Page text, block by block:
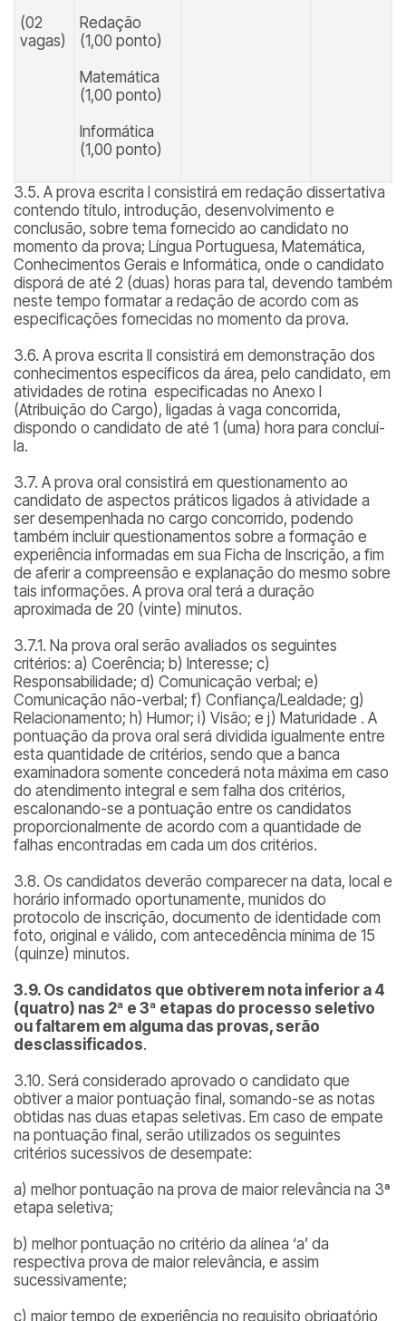
(02
vagas)
Redação
(1,00 ponto)
Matemática
(1,00 ponto)
Informática
(1,00 ponto)
3.5. A prova escrita I consistirá em redação dissertativa
contendo título, introdução, desenvolvimento e
conclusão, sobre tema fornecido ao candidato no
momento da prova; Língua Portuguesa, Matemática,
Conhecimentos Gerais e Informática, onde o candidato
disporá de até 2 (duas) horas para tal, devendo também
neste tempo formatar a redação de acordo com as
especificações fornecidas no momento da prova.
3.6. A prova escrita II consistirá em demonstração dos
conhecimentos específicos da área, pelo candidato, em
atividades de rotina especificadas no Anexo I
(Atribuição do Cargo), ligadas à vaga concorrida,
dispondo o candidato de até 1 (uma) hora para concluí-
la.
3.7. A prova oral consistirá em questionamento ao
candidato de aspectos práticos ligados à atividade a
ser desempenhada no cargo concorrido, podendo
também incluir questionamentos sobre a formação e
experiência informadas em sua Ficha de Inscrição, a fim
de aferir a compreensão e explanação do mesmo sobre
tais informações. A prova oral terá a duração
aproximada de 20 (vinte) minutos.
3.7.1. Na prova oral serão avaliados os seguintes
critérios: a) Coerência; b) Interesse; c)
Responsabilidade; d) Comunicação verbal; e)
Comunicação não-verbal; f) Confiança/Lealdade; g)
Relacionamento; h) Humor; i) Visão; e j) Maturidade . A
pontuação da prova oral será dividida igualmente entre
esta quantidade de critérios, sendo que a banca
examinadora somente concederá nota máxima em caso
do atendimento integral e sem falha dos critérios,
escalonando-se a pontuação entre os candidatos
proporcionalmente de acordo com a quantidade de
falhas encontradas em cada um dos critérios.
3.8. Os candidatos deverão comparecer na data, local e
horário informado oportunamente, munidos do
protocolo de inscrição, documento de identidade com
foto, original e válido, com antecedência mínima de 15
(quinze) minutos.
3.9. Os candidatos que obtiverem nota inferior a 4
(quatro) nas 2ª e 3ª etapas do processo seletivo
ou faltarem em alguma das provas, serão
desclassificados.
3.10. Será considerado aprovado o candidato que
obtiver a maior pontuação final, somando-se as notas
obtidas nas duas etapas seletivas. Em caso de empate
na pontuação final, serão utilizados os seguintes
critérios sucessivos de desempate:
a) melhor pontuação na prova de maior relevância na 3ª
etapa seletiva;
b) melhor pontuação no critério da alínea ‘a’ da
respectiva prova de maior relevância, e assim
sucessivamente;
c) maior tempo de experiência no requisito obrigatório